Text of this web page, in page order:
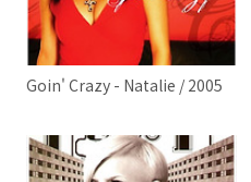
Goin' Crazy - Natalie / 2005